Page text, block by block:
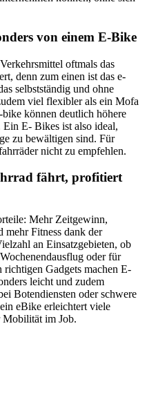
von einem E-Bike
oftmals das
denn zum einen ist das e-
selbstständig und ohne
viel flexibler als ein Mofa
können deutlich höhere
E- Bikes ist also ideal,
zu bewältigen sind. Für
nicht zu empfehlen.
fährt, profitiert
Mehr Zeitgewinn,
Fitness dank der
an Einsatzgebieten, ob
oder für
richtigen Gadgets machen E-
leicht und zudem
Botendiensten oder schwere
eBike erleichtert viele
Mobilität im Job.